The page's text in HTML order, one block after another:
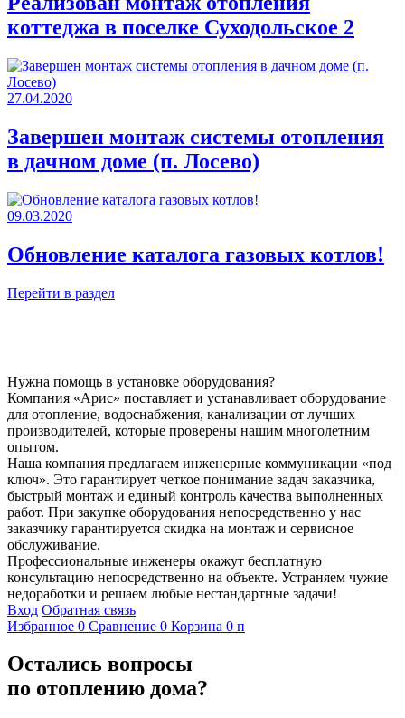
коттеджа в поселке Суходольское 2
27.04.2020
Завершен монтаж системы отопления
в дачном доме (п. Лосево)
09.03.2020
Обновление каталога газовых котлов!
Перейти в раздел
Нужна помощь в установке оборудования?
Компания «Арис» поставляет и устанавливает оборудование
для отопление, водоснабжения, канализации от лучших
производителей, которые проверены нашим многолетним
опытом.
Наша компания предлагаем инженерные коммуникации «под
ключ». Это гарантирует четкое понимание задач заказчика,
быстрый монтаж и единый контроль качества выполненных
работ. При закупке оборудования непосредственно у нас
заказчику гарантируется скидка на монтаж и сервисное
обслуживание.
Профессиональные инженеры окажут бесплатную
консультацию непосредственно на объекте. Устраняем чужие
недоработки и решаем любые нестандартные задачи!
Вход Обратная связь
Избранное 0 Сравнение 0 Корзина 0 п
Остались вопросы
по отоплению дома?